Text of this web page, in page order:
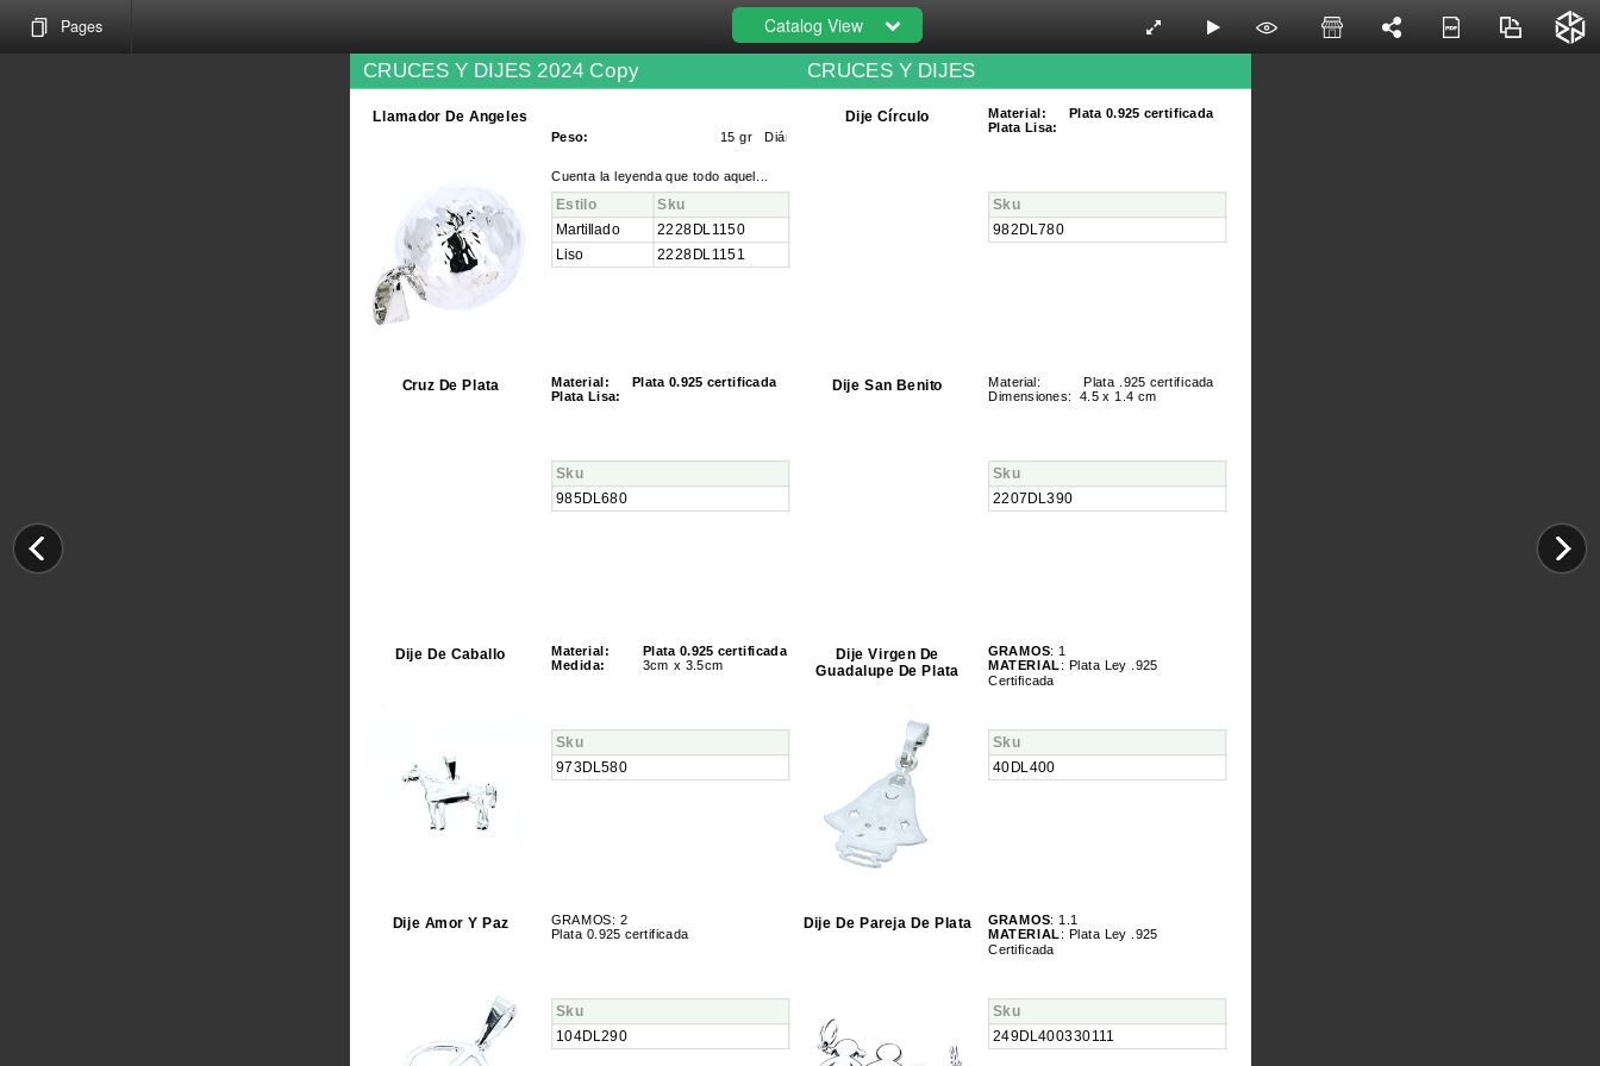
Llamador De Angeles
Peso: 15 gr Diámetro 2.3 cm
Cuenta la leyenda que todo aquel...
Estilo
Sku
Martillado
2228DL1150
Liso 2228DL1151
Dije Círculo Material:
Plata 0.925 certificada
Plata Lisa:
Sku
982DL780
Cruz De Plata Material:
Plata 0.925 certificada
Plata Lisa:
Sku
985DL680
Dije San Benito Material:
Plata .925 certificada
Dimensiones:
4.5 x 1.4 cm
Sku
2207DL390
Dije De Caballo Material: Plata 0.925 certificada
Medida: 3cm x 3.5cm
Sku
973DL580
Dije Virgen De
Guadalupe De Plata
GRAMOS: 1
MATERIAL: Plata Ley .925
Certificada
Sku
40DL400
Dije Amor Y Paz GRAMOS: 2
Plata 0.925 certificada
Sku
104DL290
Dije De Pareja De Plata GRAMOS: 1.1
MATERIAL : Plata Ley .925
Certificada
Sku
249DL400330111
CRUCES Y DIJES 2024 Copy CRUCES Y DIJES
Pages Catalog View